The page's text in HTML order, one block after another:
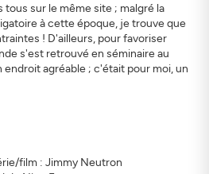
sur le même site ; malgré la
à cette époque, je trouve que
! D'ailleurs, pour favoriser
s'est retrouvé en séminaire au
agréable ; c'était pour moi, un
film : Jimmy Neutron